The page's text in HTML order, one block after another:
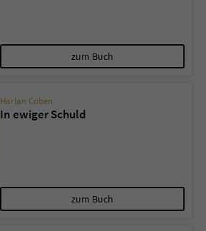
zum Buch
Harlan Coben
In ewiger Schuld
zum Buch